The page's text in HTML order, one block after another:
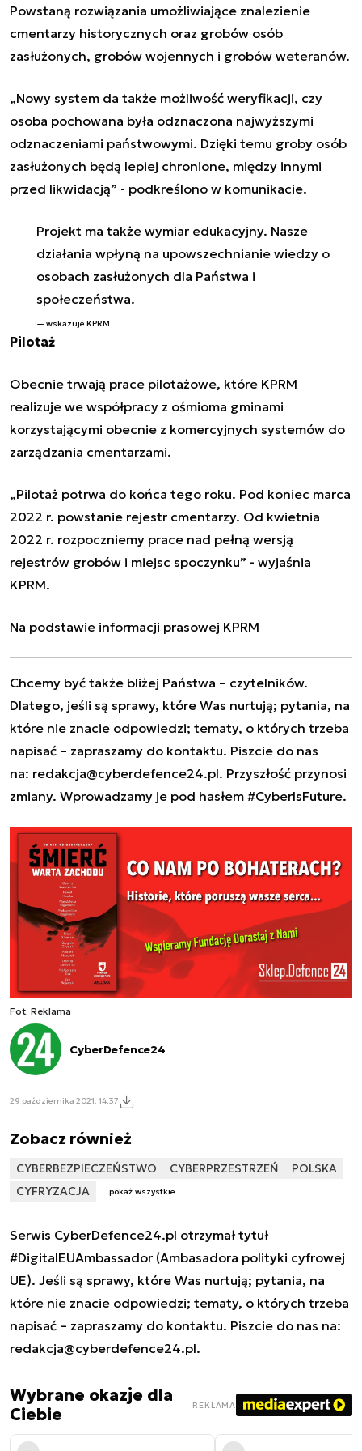
Powstaną rozwiązania umożliwiające znalezienie
cmentarzy historycznych oraz grobów osób
zasłużonych, grobów wojennych i grobów weteranów.
„Nowy system da także możliwość weryfikacji, czy
osoba pochowana była odznaczona najwyższymi
odznaczeniami państwowymi. Dzięki temu groby osób
zasłużonych będą lepiej chronione, między innymi
przed likwidacją” - podkreślono w komunikacie.
Projekt ma także wymiar edukacyjny. Nasze
działania wpłyną na upowszechnianie wiedzy o
osobach zasłużonych dla Państwa i
społeczeństwa.
wskazuje KPRM
Pilotaż
Obecnie trwają prace pilotażowe, które KPRM
realizuje we współpracy z ośmioma gminami
korzystającymi obecnie z komercyjnych systemów do
zarządzania cmentarzami.
„Pilotaż potrwa do końca tego roku. Pod koniec marca
2022 r. powstanie rejestr cmentarzy. Od kwietnia
2022 r. rozpoczniemy prace nad pełną wersją
rejestrów grobów i miejsc spoczynku” - wyjaśnia
KPRM.
Na podstawie informacji prasowej KPRM
Chcemy być także bliżej Państwa – czytelników.
Dlatego, jeśli są sprawy, które Was nurtują; pytania, na
które nie znacie odpowiedzi; tematy, o których trzeba
napisać – zapraszamy do kontaktu. Piszcie do nas
na: redakcja@cyberdefence24.pl. Przyszłość przynosi
zmiany. Wprowadzamy je pod hasłem #CyberIsFuture.
Fot. Reklama
CyberDefence24
29 października 2021, 14:37
Zobacz również
CYBERBEZPIECZEŃSTWO CYBERPRZESTRZEŃ
POLSKA
CYFRYZACJA
pokaż wszystkie
Serwis CyberDefence24.pl otrzymał tytuł
#DigitalEUAmbassador (Ambasadora polityki cyfrowej
UE). Jeśli są sprawy, które Was nurtują; pytania, na
które nie znacie odpowiedzi; tematy, o których trzeba
napisać – zapraszamy do kontaktu. Piszcie do nas na:
redakcja@cyberdefence24.pl.
Wybrane okazje dla
Ciebie
REKLAMA